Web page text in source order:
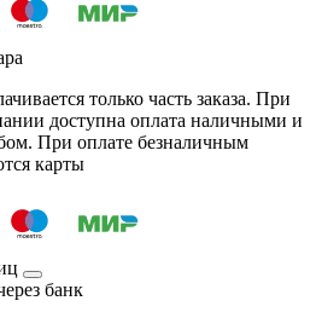
только часть заказа. При
доступна оплата наличными и
При оплате безналичным
карты
банк